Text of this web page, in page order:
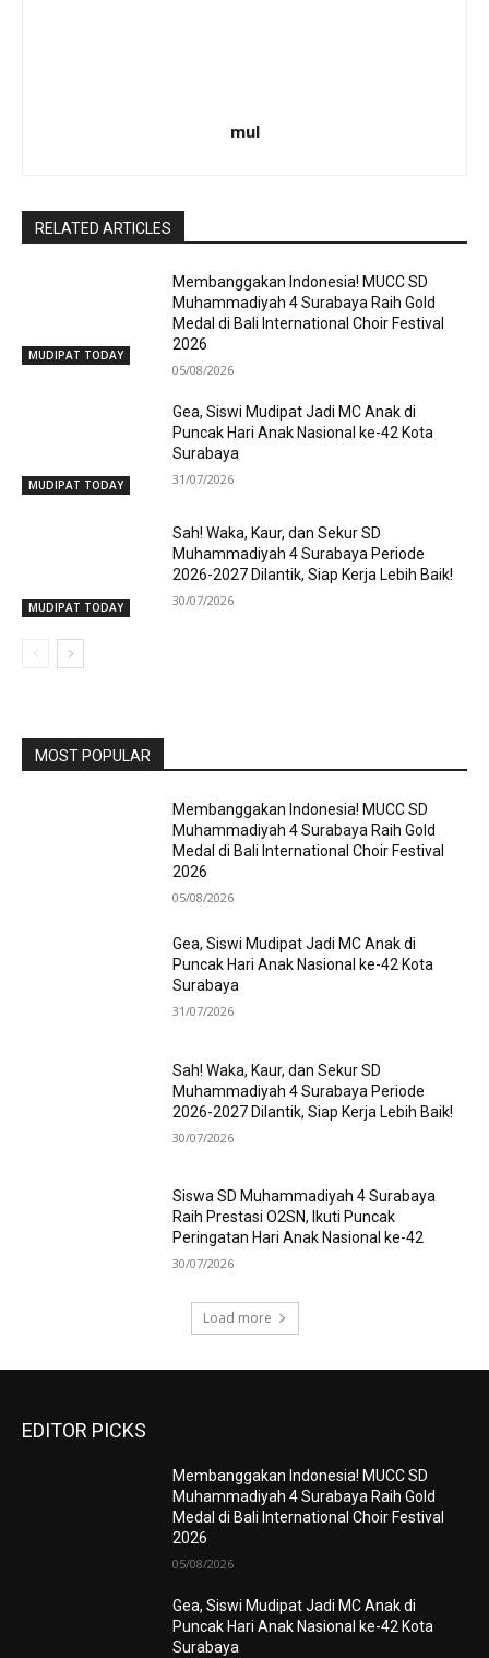
mul
RELATED ARTICLES
MUDIPAT TODAY
Membanggakan Indonesia! MUCC SD
Muhammadiyah 4 Surabaya Raih Gold
Medal di Bali International Choir Festival
2026
05/08/2026
MUDIPAT TODAY
Gea, Siswi Mudipat Jadi MC Anak di
Puncak Hari Anak Nasional ke-42 Kota
Surabaya
31/07/2026
MUDIPAT TODAY
Sah! Waka, Kaur, dan Sekur SD
Muhammadiyah 4 Surabaya Periode
2026-2027 Dilantik, Siap Kerja Lebih Baik!
30/07/2026
MOST POPULAR
Membanggakan Indonesia! MUCC SD
Muhammadiyah 4 Surabaya Raih Gold
Medal di Bali International Choir Festival
2026
05/08/2026
Gea, Siswi Mudipat Jadi MC Anak di
Puncak Hari Anak Nasional ke-42 Kota
Surabaya
31/07/2026
Sah! Waka, Kaur, dan Sekur SD
Muhammadiyah 4 Surabaya Periode
2026-2027 Dilantik, Siap Kerja Lebih Baik!
30/07/2026
Siswa SD Muhammadiyah 4 Surabaya
Raih Prestasi O2SN, Ikuti Puncak
Peringatan Hari Anak Nasional ke-42
30/07/2026
Load more
EDITOR PICKS
Membanggakan Indonesia! MUCC SD
Muhammadiyah 4 Surabaya Raih Gold
Medal di Bali International Choir Festival
2026
05/08/2026
Gea, Siswi Mudipat Jadi MC Anak di
Puncak Hari Anak Nasional ke-42 Kota
Surabaya